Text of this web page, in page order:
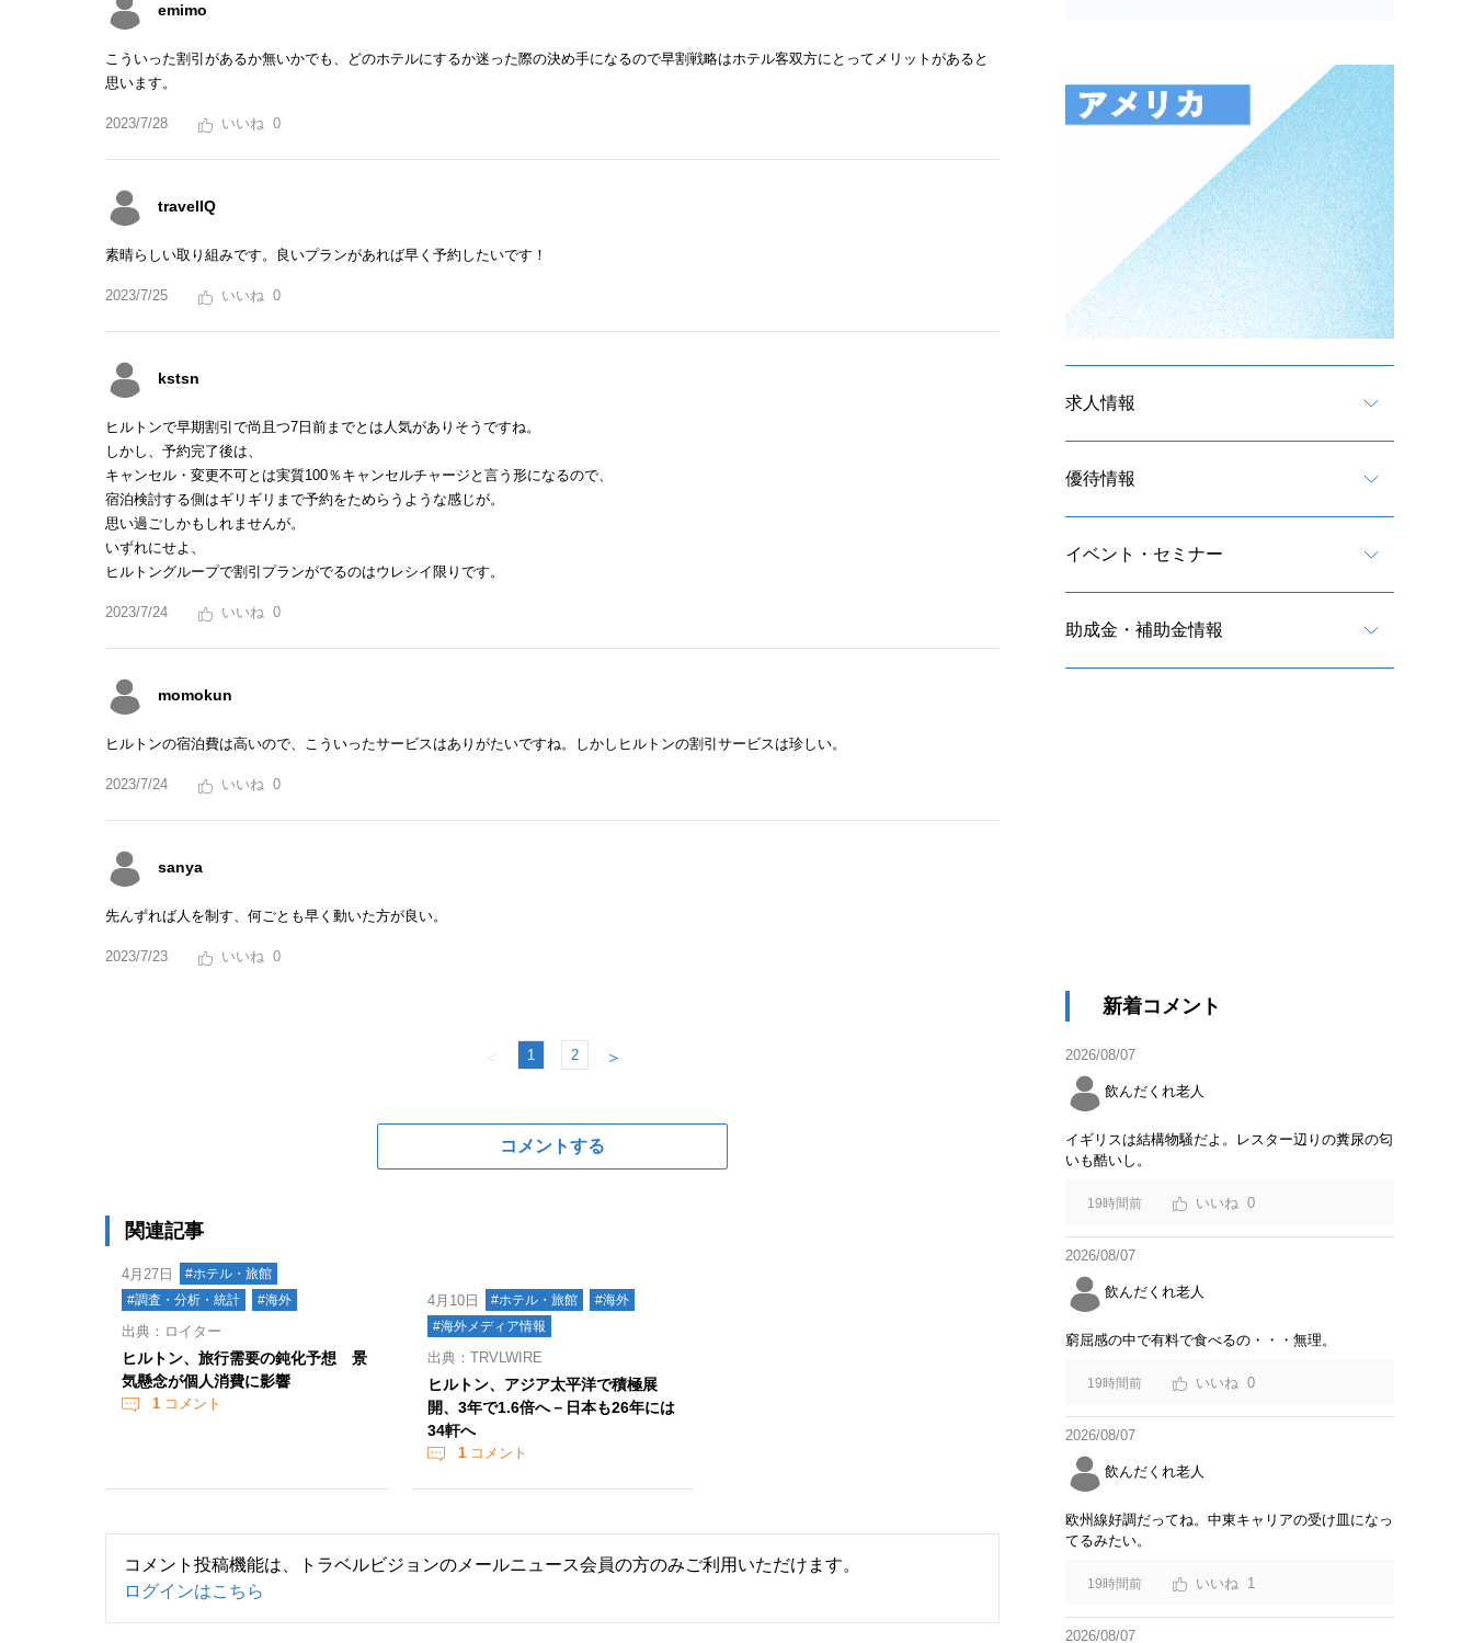
emimo
こういった割引があるか無いかでも、どのホテルにするか迷った際の決め手になるので早割戦略はホテル客双方にとってメリットがあると
思います。
2023/7/28 0
travelIQ
素晴らしい取り組みです。良いプランがあれば早く予約したいです！
2023/7/25 0
kstsn
ヒルトンで早期割引で尚且つ7日前までとは人気がありそうですね。
しかし、予約完了後は、
キャンセル・変更不可とは実質100％キャンセルチャージと言う形になるので、
宿泊検討する側はギリギリまで予約をためらうような感じが。
思い過ごしかもしれませんが。
いずれにせよ、
ヒルトングループで割引プランがでるのはウレシイ限りです。
2023/7/24 0
momokun
ヒルトンの宿泊費は高いので、こういったサービスはありがたいですね。しかしヒルトンの割引サービスは珍しい。
2023/7/24 0
sanya
先んずれば人を制す、何ごとも早く動いた方が良い。
2023/7/23 0
＜ 1 2 ＞
コメントする
関連記事
4月27日
#ホテル・旅館
#調査・分析・統計
#海外
出典：ロイター
ヒルトン、旅行需要の鈍化予想 景
気懸念が個人消費に影響
1 コメント
4月10日 #ホテル・旅館
#海外
#海外メディア情報
出典：TRVLWIRE
ヒルトン、アジア太平洋で積極展
開、3年で1.6倍へ－日本も26年には
34軒へ
1コメント
コメント投稿機能は、トラベルビジョンのメールニュース会員の方のみご利用いただけます。
ログインはこちら
求人情報
優待情報
イベント・セミナー
助成金・補助金情報
新着コメント
2026/08/07
飲んだくれ老人
イギリスは結構物騒だよ。レスター辺りの糞尿の匂
いも酷いし。
19時間前 0
2026/08/07
飲んだくれ老人
窮屈感の中で有料で食べるの・・・無理。
19時間前 0
2026/08/07
飲んだくれ老人
欧州線好調だってね。中東キャリアの受け皿になっ
てるみたい。
19時間前 1
2026/08/07